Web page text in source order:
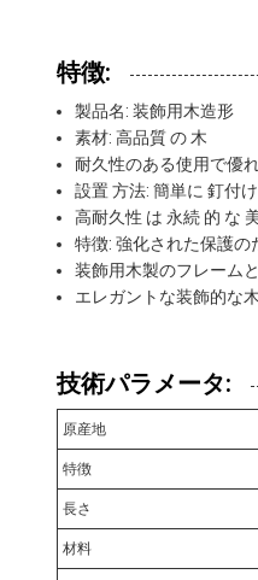
特徴:
製品名: 装飾用木造形
素材: 高品質 の 木
耐久性のある使用で優
設置 方法: 簡単に 釘付
高耐久性 は 永続 的 な
特徴: 強化された保護の
装飾用木製のフレーム
エレガントな装飾的な
技術パラメータ:
原産地
特徴
長さ
材料